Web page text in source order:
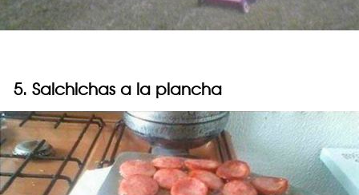
5. Salchichas a la plancha